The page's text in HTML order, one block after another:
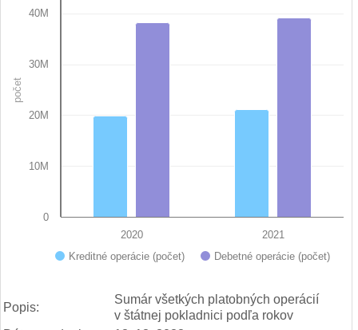
Bar chart with 2 data series.
The chart has 1 Y axis displaying počet. Data ranges from
počet
Kreditné operácie (počet) Debetné operácie (počet)
2020 2021
0
10M
20M
30M
40M
Popis:
Sumár všetkých platobných operácií
v štátnej pokladnici podľa rokov